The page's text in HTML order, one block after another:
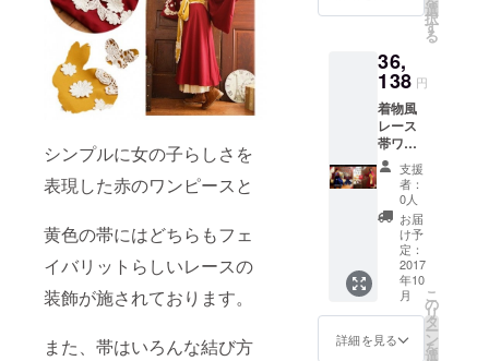
シンプルに女の子らしさを
表現した赤のワンピースと
黄色の帯にはどちらもフェ
イバリットらしいレースの
装飾が施されております。
また、帯はいろんな結び方
風 リボ
ン付き
レース
羽織
（ff103
7）
選
択
す
る
36,
138 円
着物風
レース
帯ワン
ピース
（ff103
0）＆着
物風
アーガ
イル
チェッ
クレー
ス襟
トップ
＆袴風
プリー
支援
者：
0人
お届
け予
定：
2017
年10
月
詳細を見る
こ
の
リ
タ
ー
ン
を
選